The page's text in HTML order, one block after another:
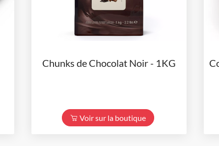
Chunks de Chocolat Noir - 1KG
Voir sur la boutique